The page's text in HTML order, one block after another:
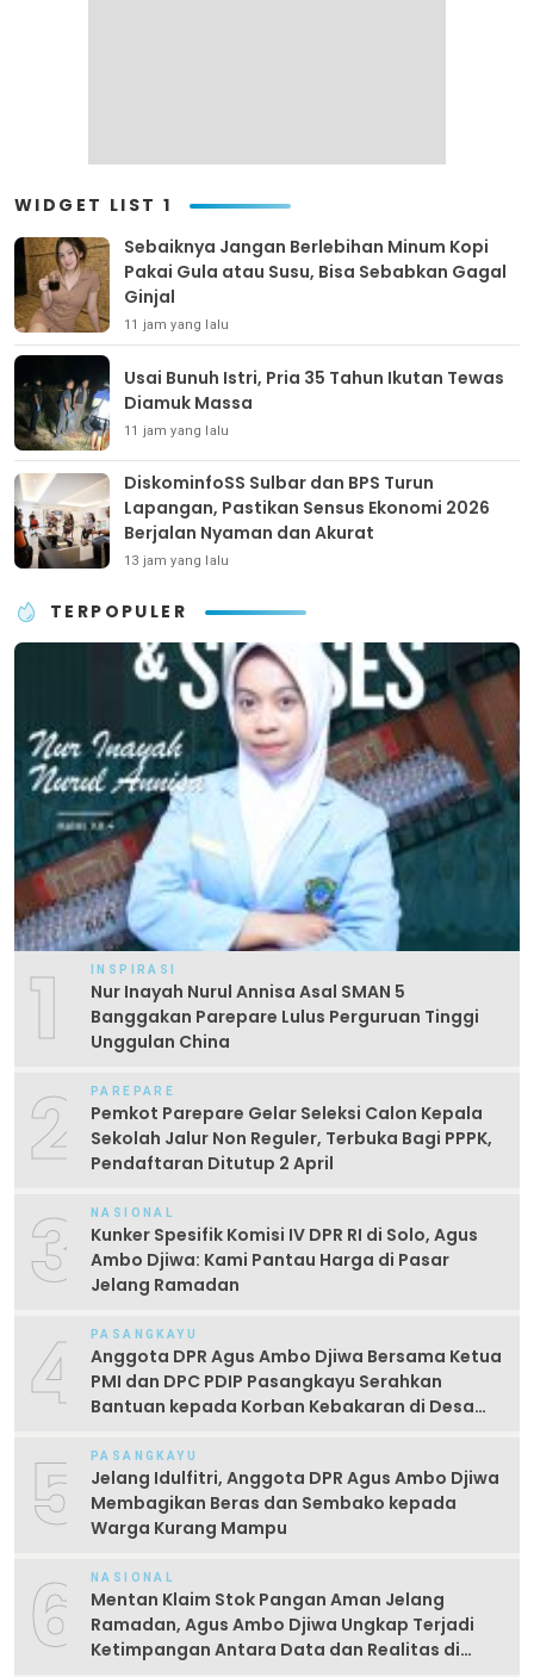
WIDGET LIST 1
Sebaiknya Jangan Berlebihan Minum Kopi
Pakai Gula atau Susu, Bisa Sebabkan Gagal
Ginjal
11 jam yang lalu
Usai Bunuh Istri, Pria 35 Tahun Ikutan Tewas
Diamuk Massa
11 jam yang lalu
DiskominfoSS Sulbar dan BPS Turun
Lapangan, Pastikan Sensus Ekonomi 2026
Berjalan Nyaman dan Akurat
13 jam yang lalu
TERPOPULER
1 INSPIRASI
Nur Inayah Nurul Annisa Asal SMAN 5
Banggakan Parepare Lulus Perguruan Tinggi
Unggulan China
2 PAREPARE
Pemkot Parepare Gelar Seleksi Calon Kepala
Sekolah Jalur Non Reguler, Terbuka Bagi PPPK,
Pendaftaran Ditutup 2 April
3 NASIONAL
Kunker Spesifik Komisi IV DPR RI di Solo, Agus
Ambo Djiwa: Kami Pantau Harga di Pasar
Jelang Ramadan
4 PASANGKAYU
Anggota DPR Agus Ambo Djiwa Bersama Ketua
PMI dan DPC PDIP Pasangkayu Serahkan
Bantuan kepada Korban Kebakaran di Desa
5 PASANGKAYU
Jelang Idulfitri, Anggota DPR Agus Ambo Djiwa
Membagikan Beras dan Sembako kepada
Warga Kurang Mampu
6 NASIONAL
Mentan Klaim Stok Pangan Aman Jelang
Ramadan, Agus Ambo Djiwa Ungkap Terjadi
Ketimpangan Antara Data dan Realitas di